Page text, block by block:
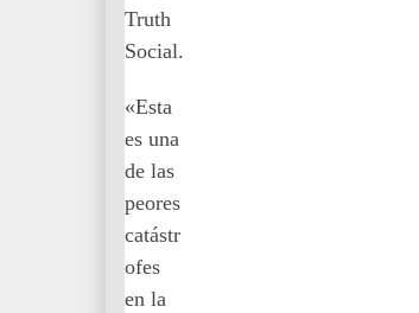
Truth
Social.
«Esta
es una
de las
peores
catástr
ofes
en la